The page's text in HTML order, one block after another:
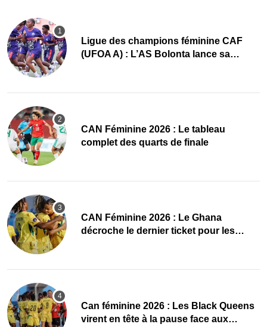
Ligue des champions féminine CAF
(UFOA A) : L’AS Bolonta lance sa
CAN Féminine 2026 : Le tableau
complet des quarts de finale
CAN Féminine 2026 : Le Ghana
décroche le dernier ticket pour les
‎Can féminine 2026 : Les Black Queens
virent en tête à la pause face aux